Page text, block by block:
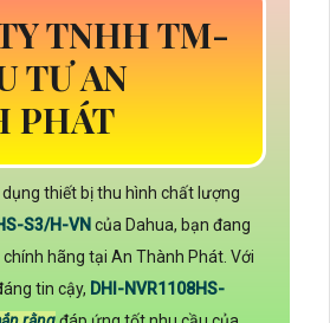
TNHH TM-
TƯ AN
PHÁT
thiết bị thu hình chất lượng
S3/H-VN của Dahua, bạn đang
hãng tại An Thành Phát. Với
tin cậy, DHI-NVR1108HS-